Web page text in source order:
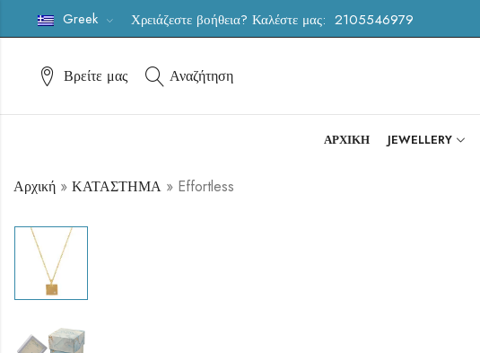
Greek Χρειάζεστε βοήθεια? Καλέστε μας: 2105546979
Βρείτε μας Αναζήτηση
ΑΡΧΙΚΗ JEWELLERY
Αρχική » ΚΑΤΑΣΤΗΜΑ » Effortless